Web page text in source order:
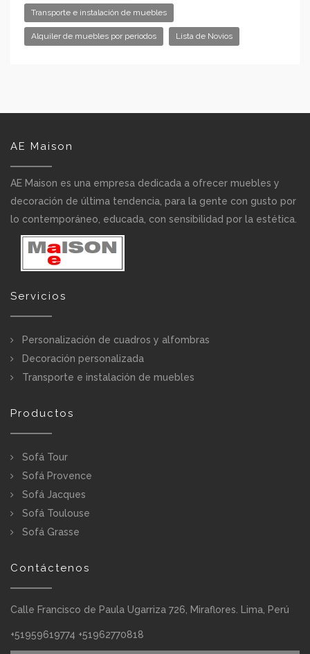
Transporte e instalación de muebles
Alquiler de muebles por periodos Lista de Novios
AE Maison
AE Maison es una empresa dedicada a ofrecer muebles y
decoración de última tendencia, para la gente con gusto por
lo contemporáneo, educada, con sensibilidad por la estética.
Servicios
Personalización de cuadros y alfombras
Decoración personalizada
Transporte e instalación de muebles
Productos
Sofá Tour
Sofá Provence
Sofá Jacques
Sofá Toulouse
Sofá Grasse
Contáctenos
Calle Francisco de Paula Ugarriza 726, Miraflores. Lima, Perú
+51959619774 +51962770818